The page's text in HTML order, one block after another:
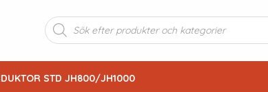
Produktsökning
STD JH800/JH1000